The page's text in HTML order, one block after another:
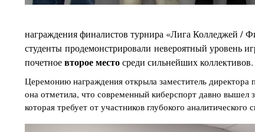
награждения финалистов турнира «Лига Колледжей
студенты продемонстрировали невероятный уровень
почетноевторое местосреди сильнейших коллективов.
Церемонию награждения открыла заместитель директора
она отметила, что современный киберспорт давно вышел
которая требует от участников глубокого